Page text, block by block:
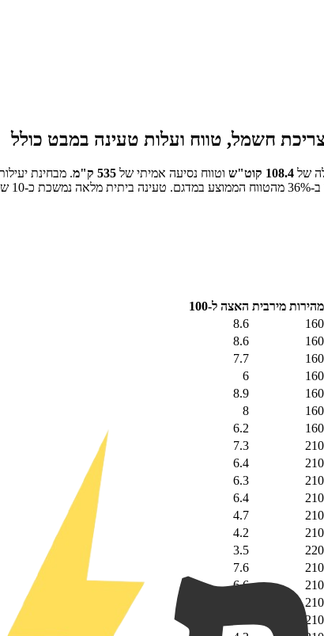
חשמל, טווח ועלות טעינה במבט כולל
של 108.4 קוט"ש וטווח נסיעה אמיתי של 535 ק"מ. מבחינת
ב- 36% מהטווח הממוצע במדגם. טעינה ביתית מלאה נמשכת כ-10 שעות ו-54 דקות
מהירות מירבית האצה ל-100
160
8.6
160
8.6
160
7.7
160
6
160
8.9
160
8
160
6.2
210
7.3
210
6.4
210
6.3
210
6.4
210
4.7
210
4.2
220
3.5
210
7.6
210
6.6
210
210